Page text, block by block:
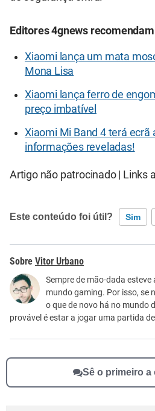
Editores 4gnews
Xiaomi lança um mata
Mona Lisa
Xiaomi lança ferro de
preço imbatível
Xiaomi Mi Band 4 terá ecrã
informações reveladas!
Artigo não patrocinado | Links
Este conteúdo foi útil? Sim
Este conteúdo contém informação
Este conteúdo não tem a
Outro
Vitor Urbano
Sempre de mão-dada
mundo gaming. Por isso, se
o que de novo há no mundo
provável é estar a jogar uma partida
Sê o primeiro a